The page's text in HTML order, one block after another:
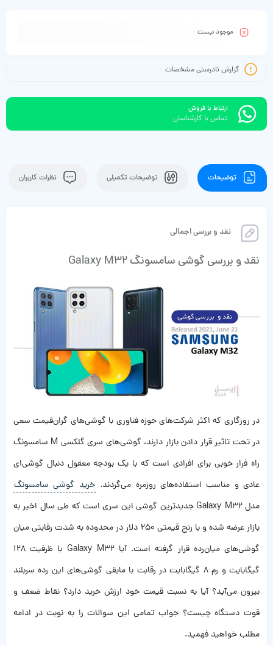
موجود نیست
گزارش نادرستی مشخصات
ارتباط با فروش
تماس با کارشناسان
توضیحات توضیحات تکمیلی نظرات کاربران
نقد و بررسی اجمالی
نقد و بررسی گوشی سامسونگ Galaxy M32
در روزگاری که اکثر شرکت‌های حوزه فناوری با گوشی‌های گران‌قیمت سعی
در تحت تاثیر قرار دادن بازار دارند، گوشی‌های سری گلکسی M سامسونگ
راه فرار خوبی برای افرادی است که با یک بودجه معقول دنبال گوشی‌ای
عادی و مناسب استفاده‌های روزمره می‌گردند. خرید گوشی سامسونگ
مدل Galaxy M32 جدیدترین گوشی این سری است که طی سال اخیر به
بازار عرضه شده و با رنج قیمتی 250 دلار در محدوده به شدت رقابتی‌ میان
گوشی‌های میان‌رده قرار گرفته است. آیا Galaxy M32 با ظرفیت 128
گیگابایت و رم 8 گیگابایت در رقابت با مابقی گوشی‌های این رده سربلند
بیرون می‌آید؟ آیا به نسبت قیمت خود ارزش خرید دارد؟ نقاط ضعف و
قوت دستگاه چیست؟ جواب تمامی این سوالات را به نوبت در ادامه
مطلب خواهید فهمید.